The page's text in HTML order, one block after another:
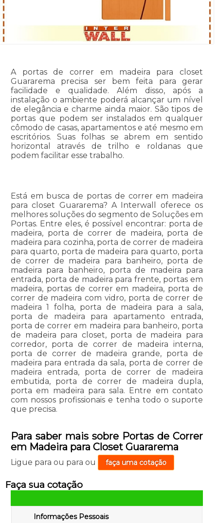
A portas de correr em madeira para closet
Guararema precisa ser bem feita para gerar
facilidade e qualidade. Além disso, após a
instalação o ambiente poderá alcançar um nível
de elegância e charme ainda maior. São tipos de
portas que podem ser instalados em qualquer
cômodo de casas, apartamentos e até mesmo em
escritórios. Suas folhas se abrem em sentido
horizontal através de trilho e roldanas que
podem facilitar esse trabalho.
Está em busca de portas de correr em madeira
para closet Guararema? A Interwall oferece os
melhores soluções do segmento de Soluções em
Portas. Entre eles, é possível encontrar: porta de
madeira, porta de correr de madeira, porta de
madeira para cozinha, porta de correr de madeira
para quarto, porta de madeira para quarto, porta
de correr de madeira para banheiro, porta de
madeira para banheiro, porta de madeira para
entrada, porta de madeira para frente, portas em
madeira, portas de correr em madeira, porta de
correr de madeira com vidro, porta de correr de
madeira 1 folha, porta de madeira para a sala,
porta de madeira para apartamento entrada,
porta de correr em madeira para banheiro, porta
de madeira para closet, porta de madeira para
corredor, porta de correr de madeira interna,
porta de correr de madeira grande, porta de
madeira para entrada da sala, porta de correr de
madeira entrada, porta de correr de madeira
embutida, porta de correr de madeira dupla,
porta em madeira para sala. Entre em contato
com nossos profissionais e tenha todo o suporte
que precisa.
Para saber mais sobre Portas de Correr
em Madeira para Closet Guararema
Ligue para ou para ou faça uma cotação
Faça sua cotação
Informações Pessoais